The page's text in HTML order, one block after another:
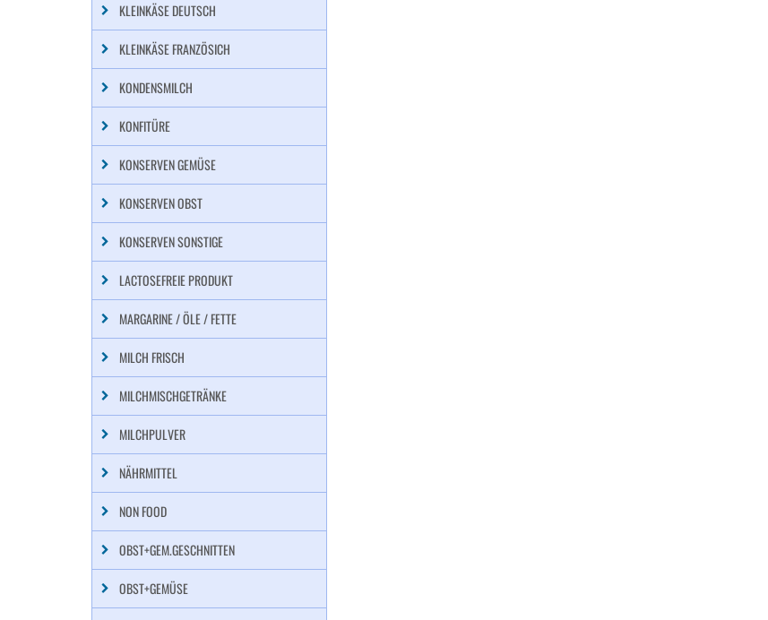
KLEINKÄSE DEUTSCH
KLEINKÄSE FRANZÖSICH
KONDENSMILCH
KONFITÜRE
KONSERVEN GEMÜSE
KONSERVEN OBST
KONSERVEN SONSTIGE
LACTOSEFREIE PRODUKT
MARGARINE / ÖLE / FETTE
MILCH FRISCH
MILCHMISCHGETRÄNKE
MILCHPULVER
NÄHRMITTEL
NON FOOD
OBST+GEM.GESCHNITTEN
OBST+GEMÜSE